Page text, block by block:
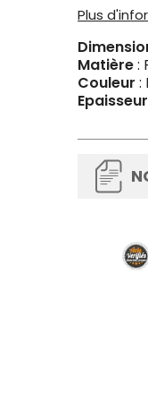
Plus
Matière:
Couleur :